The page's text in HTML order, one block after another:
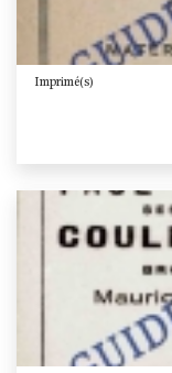
Imprimé(s)